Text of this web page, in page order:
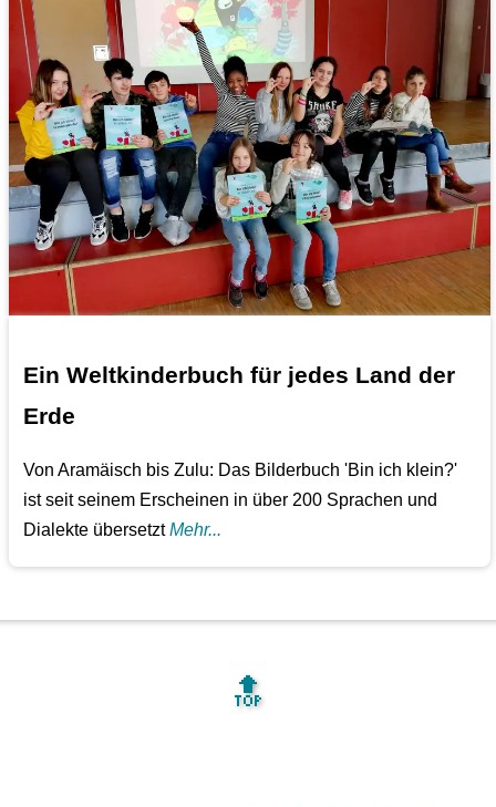
Ein Weltkinderbuch für jedes Land der
Erde
Von Aramäisch bis Zulu: Das Bilderbuch 'Bin ich klein?'
ist seit seinem Erscheinen in über 200 Sprachen und
Dialekte übersetztMehr...
🔝